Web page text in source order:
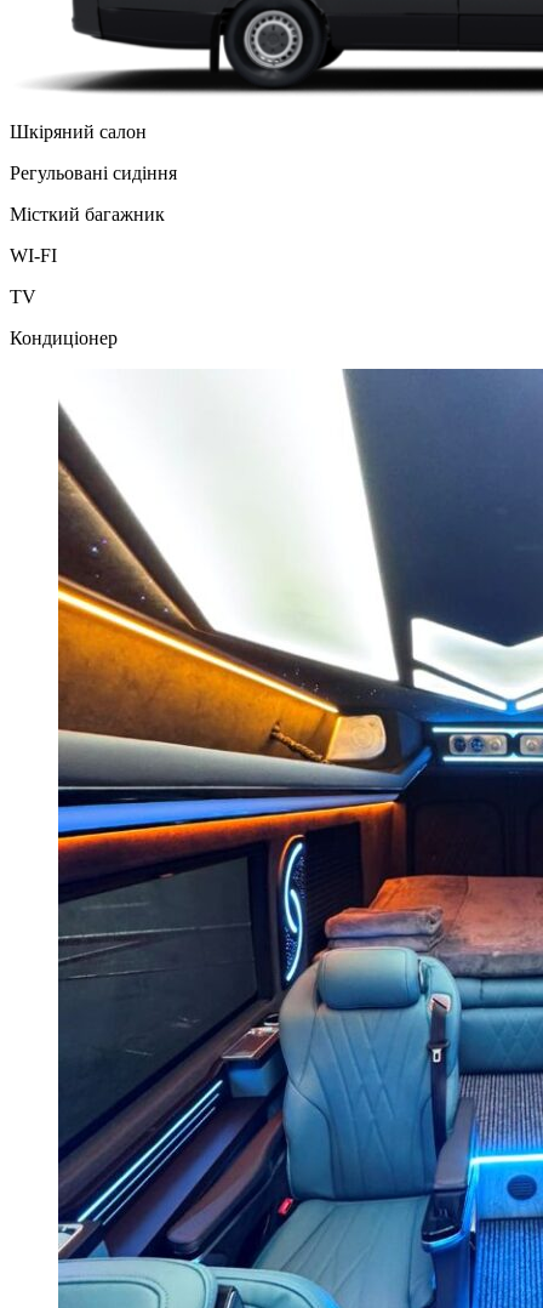
Шкіряний салон
Регульованi сидіння
Місткий багажник
WI-FI
TV
Кондиціонер